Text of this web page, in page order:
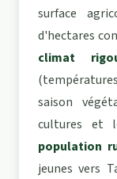
surface
d'hectares
climat
saison
cultures et
population
jeunes vers